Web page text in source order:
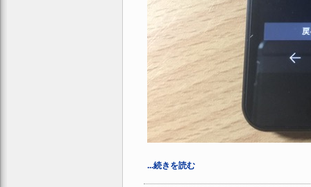
...続きを読む